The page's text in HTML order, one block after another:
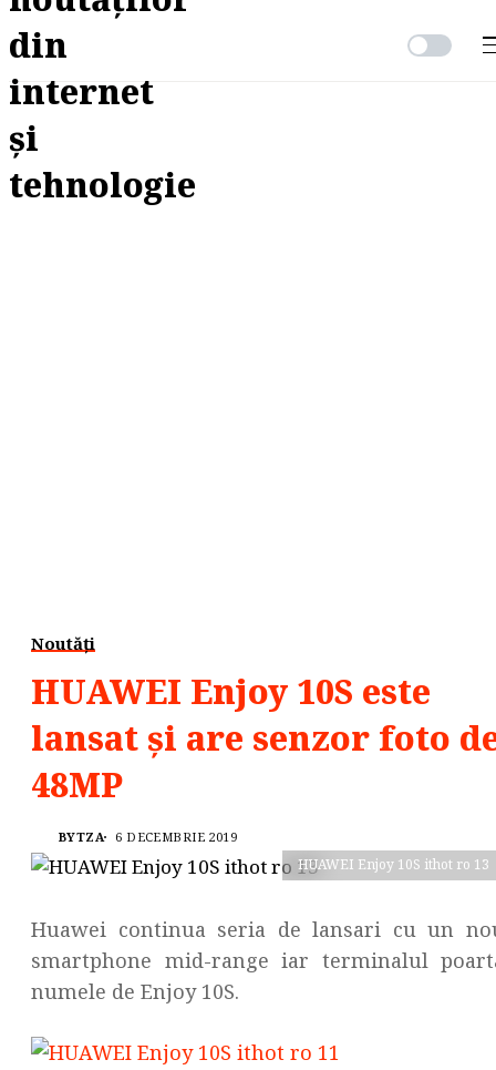
Noutăți
HUAWEI Enjoy 10S este
lansat și are senzor foto
48MP
BYTZA 6 DECEMBRIE 2019
HUAWEI Enjoy 10S ithot ro 13
Huawei continua seria de lansari cu un
smartphone mid-range iar terminalul
numele de Enjoy 10S.